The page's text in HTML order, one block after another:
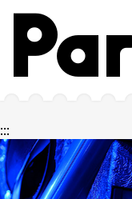
跳到主要內容區塊
網站導覽
:::